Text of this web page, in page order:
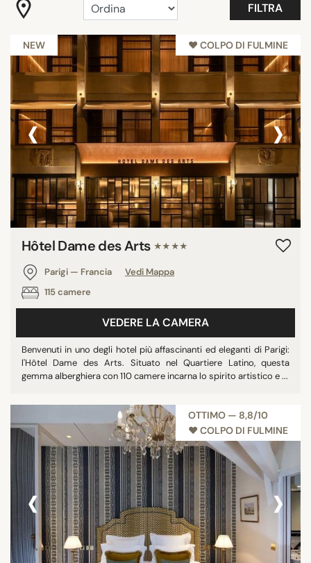
FILTRA
NEW ♥︎ COLPO DI FULMINE
‹ ›
Hôtel Dame des Arts ★★★★
Parigi — Francia
Vedi Mappa
115 camere
VEDERE LA CAMERA
Benvenuti in uno degli hotel più affascinanti ed eleganti di Parigi:
l'Hôtel Dame des Arts. Situato nel Quartiere Latino, questa
gemma alberghiera con 110 camere incarna lo spirito artistico e ...
OTTIMO — 8,8/10
♥︎ COLPO DI FULMINE
‹ ›